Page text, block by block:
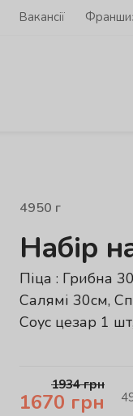
Вакансії
4950 г
Набір
Піца : Грибна
Салямі 30см,
Соус цезар 1
1934грн
1670 грн